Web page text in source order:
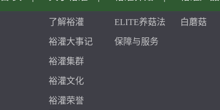
了解裕灌
裕灌大事记
裕灌集群
裕灌文化
裕灌荣誉
ELITE养菇法
保障与服务
白蘑菇